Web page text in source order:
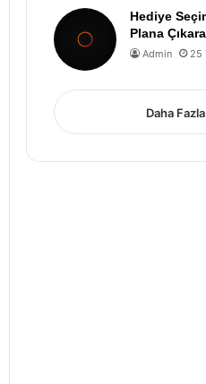
Hediye
Plana
Admin 25
Daha